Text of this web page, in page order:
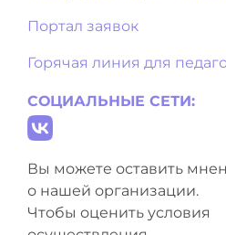
Портал заявок
Горячая линия для
СОЦИАЛЬНЫЕ СЕТИ:
Вы можете оставить
о нашей организации.
Чтобы оценить условия